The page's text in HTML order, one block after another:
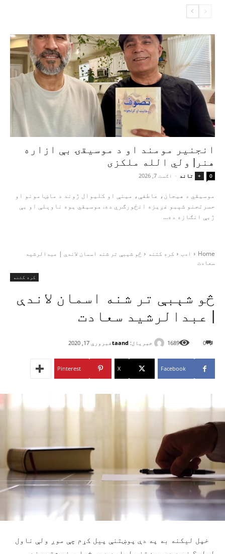
انجنیر مومند او د موسیقۍ بې‌ ازاره
هنر| ولي الله ملکزی
+ تاند - اګست 7, 2026 0
موسیقي د هیجان، عاطفې، مینې او کلیوال ژوند د ماښامونو او
حسرتجنو شېبو غږیزه انځورګري ده. موسیقي یوه ناوېلې او بې‌
ژبې انګازه ده...